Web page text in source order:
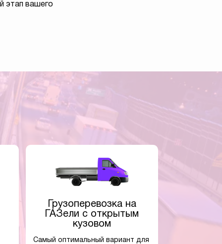
этап вашего
Грузоперевозка на
ГАЗели с открытым
кузовом
Самый оптимальный вариант для